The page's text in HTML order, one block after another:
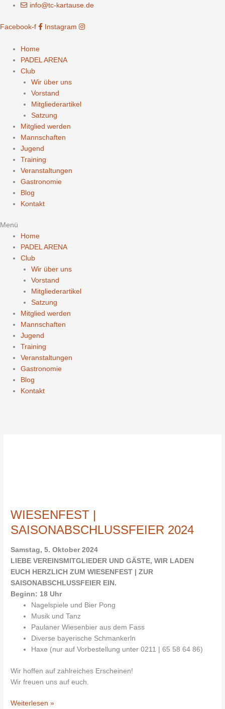
Zum
springen
info@tc-kartause.de
Facebook-f Instagram
Home
PADEL ARENA
Club
Wir über uns
Vorstand
Mitgliederartikel
Satzung
Mitglied werden
Mannschaften
Jugend
Training
Veranstaltungen
Gastronomie
Blog
Kontakt
Menü
Home
PADEL ARENA
Club
Wir über uns
Vorstand
Mitgliederartikel
Satzung
Mitglied werden
Mannschaften
Jugend
Training
Veranstaltungen
Gastronomie
Blog
Kontakt
WIESENFEST |
SAISONABSCHLUSSFEIER 2024
Samstag, 5. Oktober 2024
LIEBE VEREINSMITGLIEDER UND GÄSTE, WIR LADEN
EUCH HERZLICH ZUM WIESENFEST | ZUR
SAISONABSCHLUSSFEIER EIN.
Beginn: 18 Uhr
Nagelspiele und Bier Pong
Musik und Tanz
Paulaner Wiesenbier aus dem Fass
Diverse bayerische Schmankerln
Haxe (nur auf Vorbestellung unter 0211 | 65 58 64 86)
Wir hoffen auf zahlreiches Erscheinen!
Wir freuen uns auf euch.
SAISONABSCHLUSSFEIER
2024
Weiterlesen »